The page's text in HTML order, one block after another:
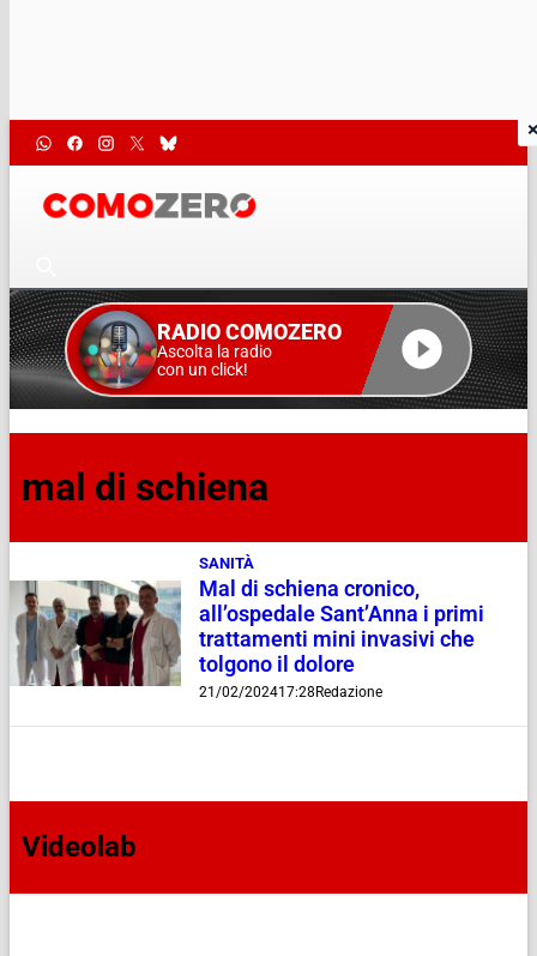
RADIO COMOZERO
Ascolta la radio
con un click!
mal di schiena
SANITÀ
Mal di schiena cronico,
all’ospedale Sant’Anna i primi
trattamenti mini invasivi che
tolgono il dolore
21/02/202417:28Redazione
Videolab